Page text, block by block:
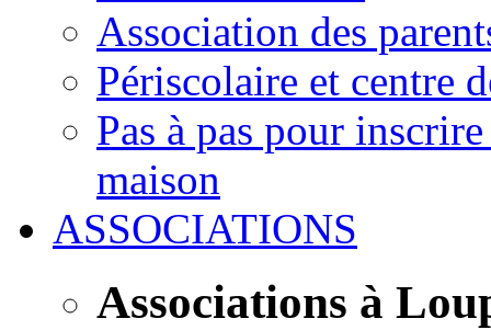
Association des
Périscolaire et centre
Pas à pas pour
maison
ASSOCIATIONS
Associations à